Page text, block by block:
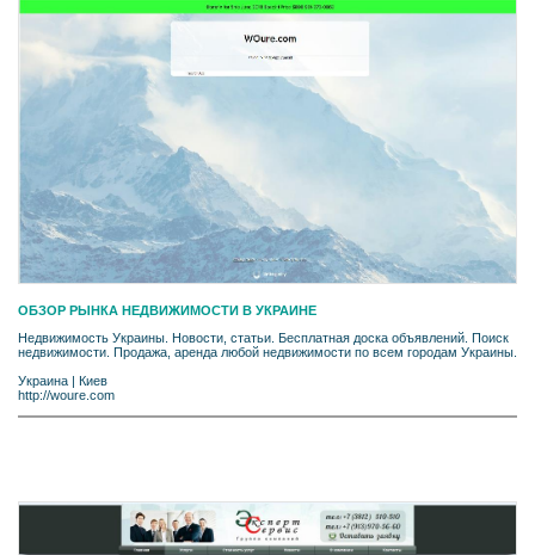
ОБЗОР РЫНКА НЕДВИЖИМОСТИ В УКРАИНЕ
Недвижимость Украины. Новости, статьи. Бесплатная доска объявлений. Поиск
недвижимости. Продажа, аренда любой недвижимости по всем городам Украины.
Украина | Киев
http://woure.com